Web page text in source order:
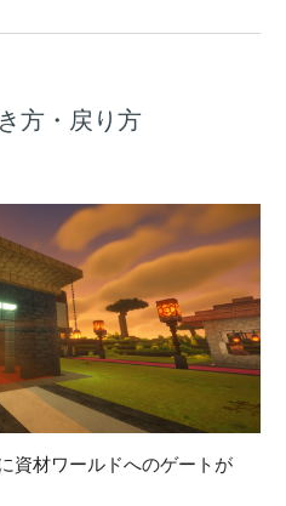
方・戻り方
資材ワールドへのゲートが